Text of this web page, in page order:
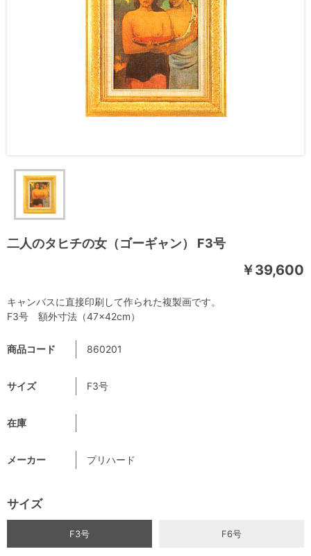
二人のタヒチの女（ゴーギャン） F3号
￥39,600
商品コード 860201
サイズ F3号
在庫
メーカー プリハード
サイズ
F3号 F6号
キャンバスに直接印刷して作られた複製画です。
F3号 額外寸法（47×42cm）